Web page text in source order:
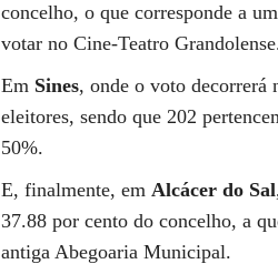
concelho, o que corresponde a
votar no Cine-Teatro
Em Sines, onde o voto decorrerá
eleitores, sendo que 202
50%.
E, finalmente, em Alcácer do Sal
37.88 por cento do concelho, a
antiga Abegoaria Municipal.